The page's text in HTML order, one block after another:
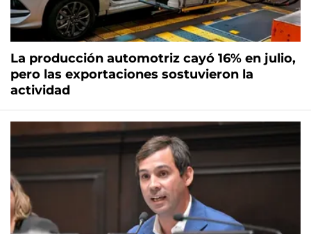
La producción automotriz cayó 16% en julio,
pero las exportaciones sostuvieron la
actividad